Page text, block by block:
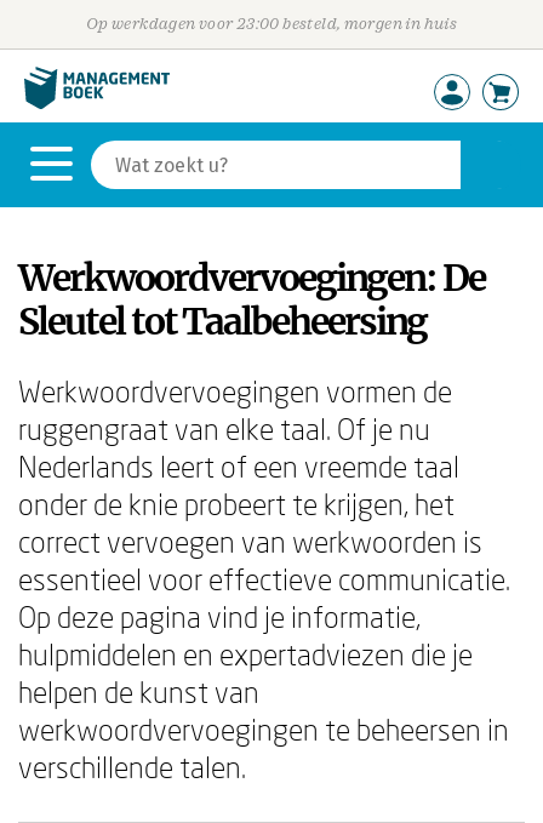
Op werkdagen voor 23:00 besteld, morgen in huis
Werkwoordvervoegingen: De
Sleutel tot Taalbeheersing
Werkwoordvervoegingen vormen de
ruggengraat van elke taal. Of je nu
Nederlands leert of een vreemde taal
onder de knie probeert te krijgen, het
correct vervoegen van werkwoorden is
essentieel voor effectieve communicatie.
Op deze pagina vind je informatie,
hulpmiddelen en expertadviezen die je
helpen de kunst van
werkwoordvervoegingen te beheersen in
verschillende talen.